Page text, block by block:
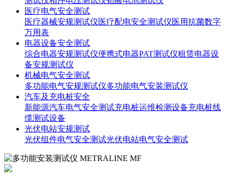
医疗电气安全测试
医疗器械安规测试仪医疗配电安全测试仪医用抗菌数字
万用表
电器设备安全测试
综合电器安规测试仪便携式电器PAT测试仪租赁电器设
备安规测试仪
机械电气安全测试
多功能电气安规测试仪多功能电气安装测试仪
汽车及充电桩安全
新能源汽车电气安全测试充电桩运维检测设备充电桩线
缆测试设备
光伏电站安规测试
光伏组件电气安全测试光伏电站电气安全测试